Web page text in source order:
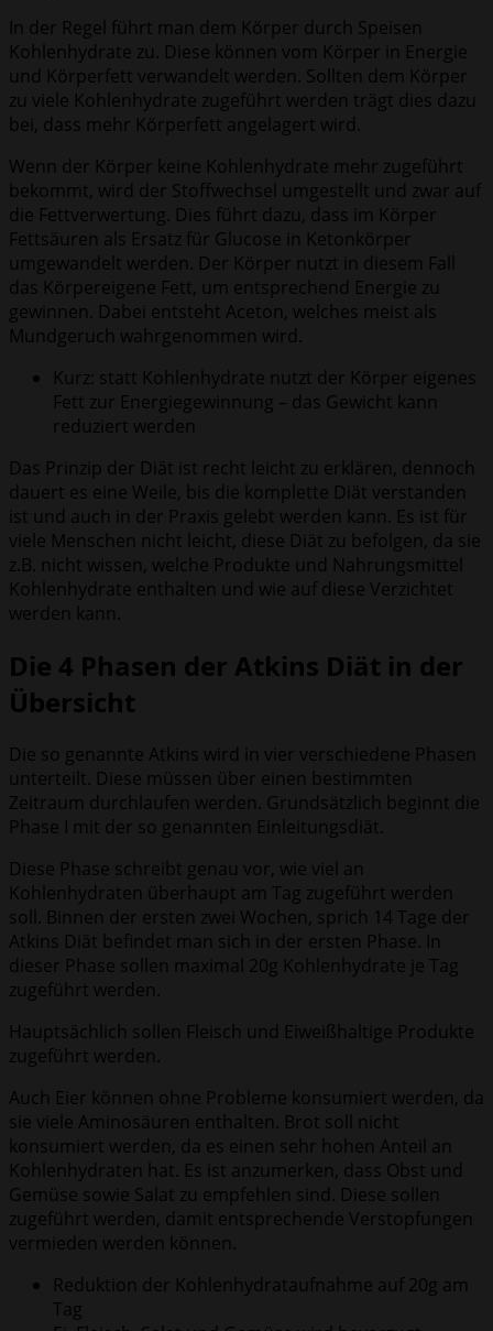
In der Regel führt man dem Körper durch Speisen
Kohlenhydrate zu. Diese können vom Körper in Energie
und Körperfett verwandelt werden. Sollten dem Körper
zu viele Kohlenhydrate zugeführt werden trägt dies dazu
bei, dass mehr Körperfett angelagert wird.
Wenn der Körper keine Kohlenhydrate mehr zugeführt
bekommt, wird der Stoffwechsel umgestellt und zwar auf
die Fettverwertung. Dies führt dazu, dass im Körper
Fettsäuren als Ersatz für Glucose in Ketonkörper
umgewandelt werden. Der Körper nutzt in diesem Fall
das Körpereigene Fett, um entsprechend Energie zu
gewinnen. Dabei entsteht Aceton, welches meist als
Mundgeruch wahrgenommen wird.
Kurz: statt Kohlenhydrate nutzt der Körper eigenes
Fett zur Energiegewinnung – das Gewicht kann
reduziert werden
Das Prinzip der Diät ist recht leicht zu erklären, dennoch
dauert es eine Weile, bis die komplette Diät verstanden
ist und auch in der Praxis gelebt werden kann. Es ist für
viele Menschen nicht leicht, diese Diät zu befolgen, da sie
z.B. nicht wissen, welche Produkte und Nahrungsmittel
Kohlenhydrate enthalten und wie auf diese Verzichtet
werden kann.
Die 4 Phasen der Atkins Diät in der
Übersicht
Die so genannte Atkins wird in vier verschiedene Phasen
unterteilt. Diese müssen über einen bestimmten
Zeitraum durchlaufen werden. Grundsätzlich beginnt die
Phase I mit der so genannten Einleitungsdiät.
Diese Phase schreibt genau vor, wie viel an
Kohlenhydraten überhaupt am Tag zugeführt werden
soll. Binnen der ersten zwei Wochen, sprich 14 Tage der
Atkins Diät befindet man sich in der ersten Phase. In
dieser Phase sollen maximal 20g Kohlenhydrate je Tag
zugeführt werden.
Hauptsächlich sollen Fleisch und Eiweißhaltige Produkte
zugeführt werden.
Auch Eier können ohne Probleme konsumiert werden, da
sie viele Aminosäuren enthalten. Brot soll nicht
konsumiert werden, da es einen sehr hohen Anteil an
Kohlenhydraten hat. Es ist anzumerken, dass Obst und
Gemüse sowie Salat zu empfehlen sind. Diese sollen
zugeführt werden, damit entsprechende Verstopfungen
vermieden werden können.
Reduktion der Kohlenhydrataufnahme auf 20g am
Tag